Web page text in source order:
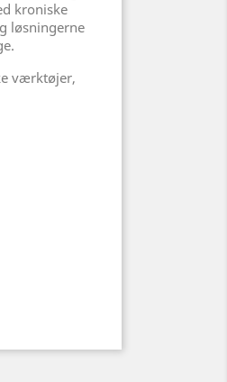
kroniske
løsningerne
værktøjer,